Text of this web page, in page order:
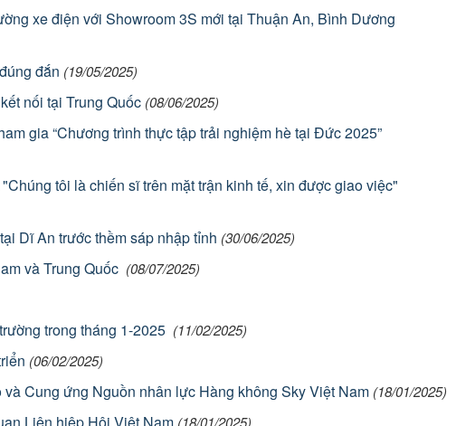
xe điện với Showroom 3S mới tại Thuận An, Bình Dương
đắn (19/05/2025)
nối tại Trung Quốc (08/06/2025)
gia “Chương trình thực tập trải nghiệm hè tại Đức 2025”
tôi là chiến sĩ trên mặt trận kinh tế, xin được giao việc"
Dĩ An trước thềm sáp nhập tỉnh (30/06/2025)
và Trung Quốc (08/07/2025)
trong tháng 1-2025 (11/02/2025)
(06/02/2025)
Cung ứng Nguồn nhân lực Hàng không Sky Việt Nam (18/01/2025)
(18/01/2025)